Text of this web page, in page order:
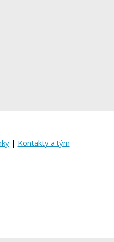
| Kontakty a tým